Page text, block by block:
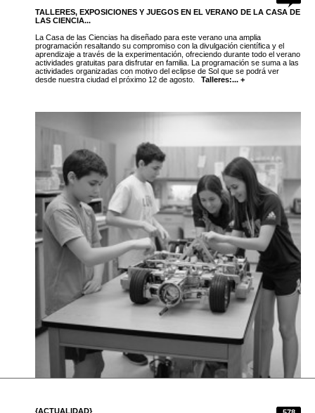
TALLERES, EXPOSICIONES Y JUEGOS EN EL VERANO DE LA CASA DE
LAS CIENCIA...
La Casa de las Ciencias ha diseñado para este verano una amplia
programación resaltando su compromiso con la divulgación científica y el
aprendizaje a través de la experimentación, ofreciendo durante todo el verano
actividades gratuitas para disfrutar en familia. La programación se suma a las
actividades organizadas con motivo del eclipse de Sol que se podrá ver
desde nuestra ciudad el próximo 12 de agosto. Talleres:... +
{ACTUALIDAD}